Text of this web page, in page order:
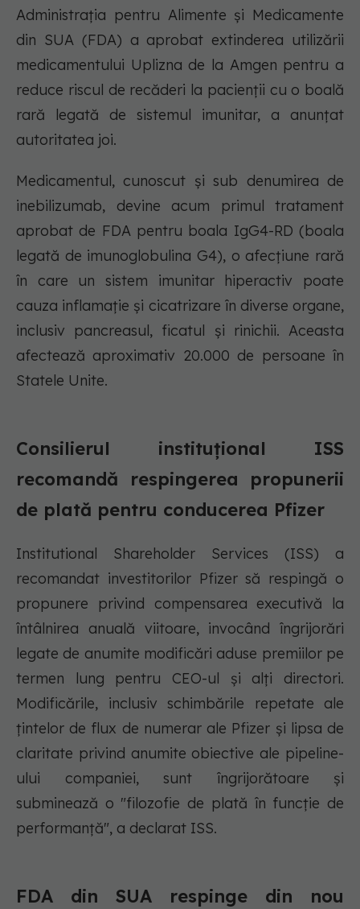
Administrația pentru Alimente și Medicamente
din SUA (FDA) a aprobat extinderea utilizării
medicamentului Uplizna de la Amgen pentru a
reduce riscul de recăderi la pacienții cu o boală
rară legată de sistemul imunitar, a anunțat
autoritatea joi.
Medicamentul, cunoscut și sub denumirea de
inebilizumab, devine acum primul tratament
aprobat de FDA pentru boala IgG4-RD (boala
legată de imunoglobulina G4), o afecțiune rară
în care un sistem imunitar hiperactiv poate
cauza inflamație și cicatrizare în diverse organe,
inclusiv pancreasul, ficatul și rinichii. Aceasta
afectează aproximativ 20.000 de persoane în
Statele Unite.
Consilierul instituțional ISS
recomandă respingerea propunerii
de plată pentru conducerea Pfizer
Institutional Shareholder Services (ISS) a
recomandat investitorilor Pfizer să respingă o
propunere privind compensarea executivă la
întâlnirea anuală viitoare, invocând îngrijorări
legate de anumite modificări aduse premiilor pe
termen lung pentru CEO-ul și alți directori.
Modificările, inclusiv schimbările repetate ale
țintelor de flux de numerar ale Pfizer și lipsa de
claritate privind anumite obiective ale pipeline-
ului companiei, sunt îngrijorătoare și
subminează o "filozofie de plată în funcție de
performanță", a declarat ISS.
FDA din SUA respinge din nou